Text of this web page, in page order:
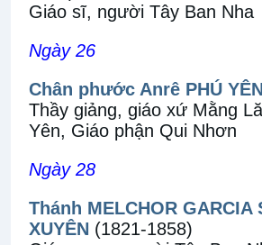
Giáo sĩ, người Tây Ban Nha
Ngày 26
Chân phước Anrê PHÚ YÊN
Thầy giảng, giáo xứ Mằng
Yên, Giáo phận Qui Nhơn
Ngày 28
Thánh MELCHOR GARCIA
XUYÊN (1821-1858)